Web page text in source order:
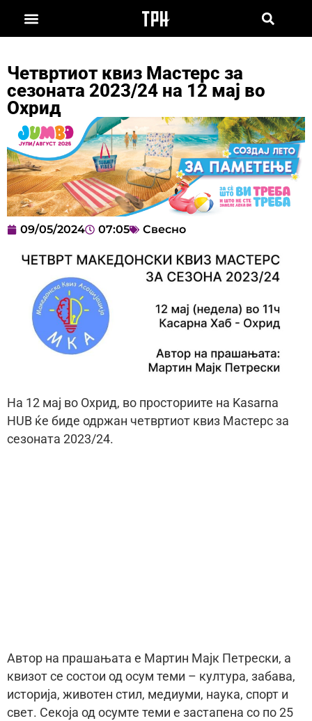
Четвртиот квиз Мастерс за
сезоната 2023/24 на 12 мај во
Охрид
09/05/2024 07:05 Свесно
На 12 мај во Охрид, во просториите на Kasarna
HUB ќе биде одржан четвртиот квиз Мастерс за
сезоната 2023/24.
Автор на прашањата е Мартин Мајк Петрески, а
квизот се состои од осум теми – култура, забава,
историја, животен стил, медиуми, наука, спорт и
свет. Секоја од осумте теми е застапена со по 25